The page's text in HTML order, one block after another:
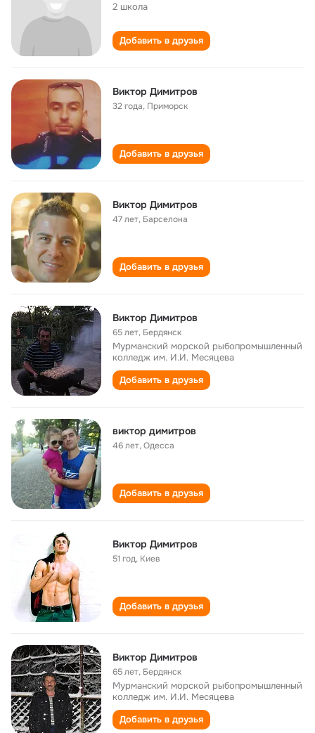
2 школа
Добавить в друзья
Виктор Димитров
32 года, Приморск
Добавить в друзья
Виктор Димитров
47 лет, Барселона
Добавить в друзья
Виктор Димитров
65 лет, Бердянск
Мурманский морской рыбопромышленный
колледж им. И.И. Месяцева
Добавить в друзья
виктор димитров
46 лет,Одесса
Добавить в друзья
Виктор Димитров
51 год, Киев
Добавить в друзья
Виктор Димитров
65 лет, Бердянск
Мурманский морской рыбопромышленный
колледж им. И.И. Месяцева
Добавить в друзья